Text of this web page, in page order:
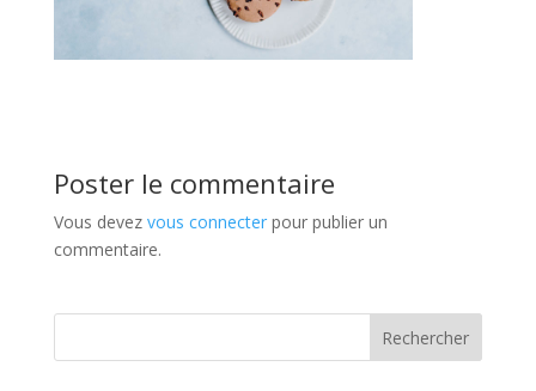
Poster le commentaire
Vous devez vous connecterpour publier un
commentaire.